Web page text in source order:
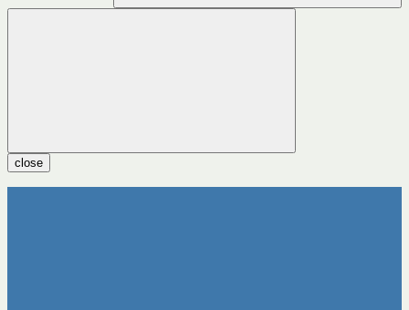
close